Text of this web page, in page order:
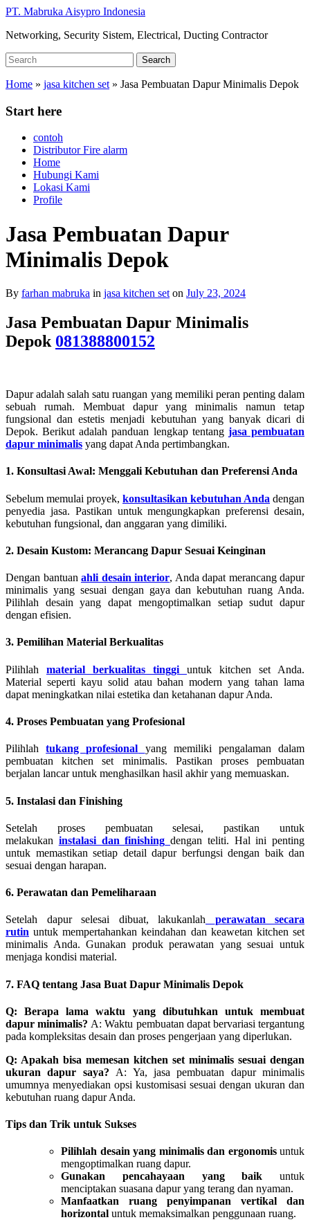
Skip
main
PT. Mabruka Aisypro Indonesia
Networking, Security Sistem, Electrical, Ducting Contractor
Search
for:
Search
Home » jasa kitchen set » Jasa Pembuatan Dapur Minimalis Depok
Start here
contoh
Distributor Fire alarm
Home
Hubungi Kami
Lokasi Kami
Profile
Jasa Pembuatan Dapur
Minimalis Depok
By farhan mabruka in jasa kitchen set on July 23, 2024
Jasa Pembuatan Dapur Minimalis
Depok 081388800152
Dapur adalah salah satu ruangan yang memiliki peran penting dalam
sebuah rumah. Membuat dapur yang minimalis namun tetap
fungsional dan estetis menjadi kebutuhan yang banyak dicari di
Depok. Berikut adalah panduan lengkap tentang jasa pembuatan
dapur minimalis yang dapat Anda pertimbangkan.
1. Konsultasi Awal: Menggali Kebutuhan dan Preferensi Anda
Sebelum memulai proyek, konsultasikan kebutuhan Anda dengan
penyedia jasa. Pastikan untuk mengungkapkan preferensi desain,
kebutuhan fungsional, dan anggaran yang dimiliki.
2. Desain Kustom: Merancang Dapur Sesuai Keinginan
Dengan bantuan ahli desain interior, Anda dapat merancang dapur
minimalis yang sesuai dengan gaya dan kebutuhan ruang Anda.
Pilihlah desain yang dapat mengoptimalkan setiap sudut dapur
dengan efisien.
3. Pemilihan Material Berkualitas
Pilihlah material berkualitas tinggi
untuk kitchen set Anda.
Material seperti kayu solid atau bahan modern yang tahan lama
dapat meningkatkan nilai estetika dan ketahanan dapur Anda.
4. Proses Pembuatan yang Profesional
Pilihlahtukangprofesional
yang memiliki pengalaman dalam
pembuatan kitchen set minimalis. Pastikan proses pembuatan
berjalan lancar untuk menghasilkan hasil akhir yang memuaskan.
5. Instalasi dan Finishing
Setelah proses pembuatan selesai, pastikan untuk
melakukan instalasi danfinishing dengan teliti. Hal ini penting
untuk memastikan setiap detail dapur berfungsi dengan baik dan
sesuai dengan harapan.
6. Perawatan dan Pemeliharaan
Setelah dapur selesai dibuat, lakukanlah
perawatan secara
rutin untuk mempertahankan keindahan dan keawetan kitchen set
minimalis Anda. Gunakan produk perawatan yang sesuai untuk
menjaga kondisi material.
7. FAQ tentang Jasa Buat Dapur Minimalis Depok
Q: Berapa lama waktu yang dibutuhkan untuk membuat
dapur minimalis? A: Waktu pembuatan dapat bervariasi tergantung
pada kompleksitas desain dan proses pengerjaan yang diperlukan.
Q: Apakah bisa memesan kitchen set minimalis sesuai dengan
ukuran dapur saya? A: Ya, jasa pembuatan dapur minimalis
umumnya menyediakan opsi kustomisasi sesuai dengan ukuran dan
kebutuhan ruang dapur Anda.
Tips dan Trik untuk Sukses
Pilihlah desain yang minimalis dan ergonomisuntuk
mengoptimalkan ruang dapur.
Gunakan pencahayaan yang baik untuk
menciptakan suasana dapur yang terang dan nyaman.
Manfaatkan ruang penyimpanan vertikal dan
horizontal untuk memaksimalkan penggunaan ruang.